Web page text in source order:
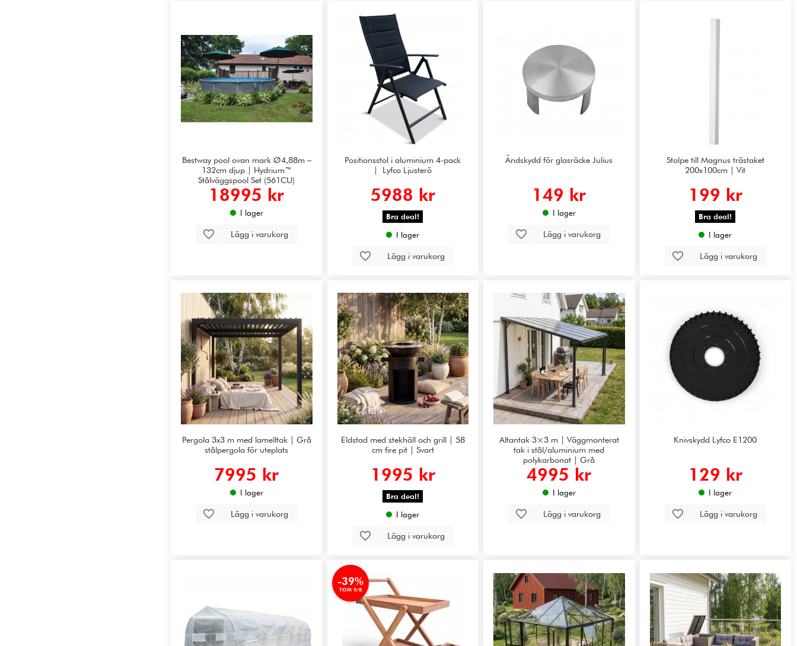
Bestway pool ovan mark Ø4,88m –
132cm djup | Hydrium™
Stålväggspool Set (561CU)
18995 kr
I lager
Lägg i varukorg
Positionsstol i aluminium 4-pack
| Lyfco Ljusterö
5988 kr
Bra deal!
I lager
Lägg i varukorg
Ändskydd för glasräcke Julius
149 kr
I lager
Lägg i varukorg
Stolpe till Magnus trästaket
200x100cm | Vit
199 kr
Bra deal!
I lager
Lägg i varukorg
Pergola 3x3 m med lamelltak | Grå
stålpergola för uteplats
7995 kr
I lager
Lägg i varukorg
Eldstad med stekhäll och grill | 58
cm fire pit | Svart
1995 kr
Bra deal!
I lager
Lägg i varukorg
Altantak 3×3 m | Väggmonterat
tak i stål/aluminium med
polykarbonat | Grå
4995 kr
I lager
Lägg i varukorg
Knivskydd Lyfco E1200
129 kr
I lager
Lägg i varukorg
-39%
TOM 9/8